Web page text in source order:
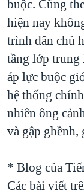
buộc. Cũng
hiện nay
trình dân chủ
tầng lớp trung
áp lực buộc
hệ thống
nhiên ông
và gập ghềnh,
* Blog của
Các bài viết